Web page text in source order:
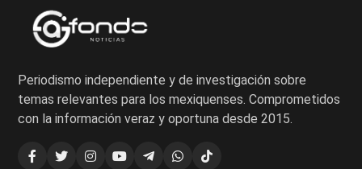
Periodismo independiente y de investigación sobre
temas relevantes para los mexiquenses. Comprometidos
con la información veraz y oportuna desde 2015.